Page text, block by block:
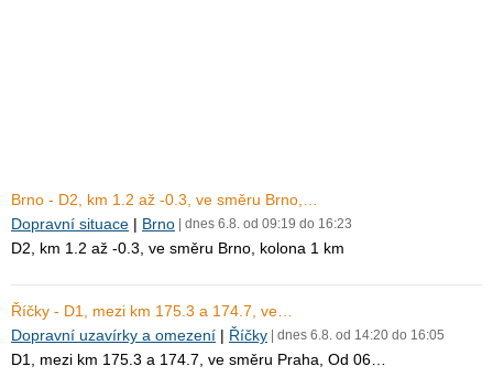
Brno - D2, km 1.2 až -0.3, ve směru Brno,…
Dopravní situace | Brno | dnes 6.8. od 09:19 do 16:23
D2, km 1.2 až -0.3, ve směru Brno, kolona 1 km
Říčky - D1, mezi km 175.3 a 174.7, ve…
Dopravní uzavírky a omezení | Říčky | dnes 6.8. od 14:20 do 16:05
D1, mezi km 175.3 a 174.7, ve směru Praha, Od 06…